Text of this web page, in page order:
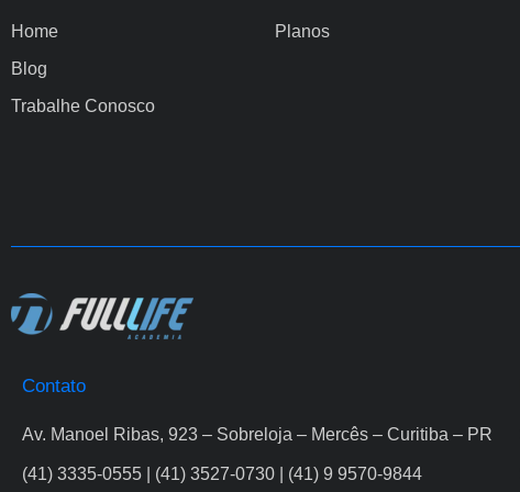
Home
Blog
Trabalhe Conosco
Planos
Contato
Av. Manoel Ribas, 923 – Sobreloja – Mercês – Curitiba – PR
(41) 3335-0555 | (41) 3527-0730 | (41) 9 9570-9844